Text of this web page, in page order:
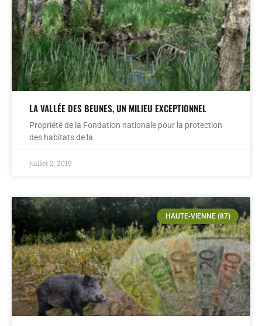
LA VALLÉE DES BEUNES, UN MILIEU EXCEPTIONNEL
Propriété de la Fondation nationale pour la protection
des habitats de la
juillet 2, 2019
HAUTE-VIENNE (87)